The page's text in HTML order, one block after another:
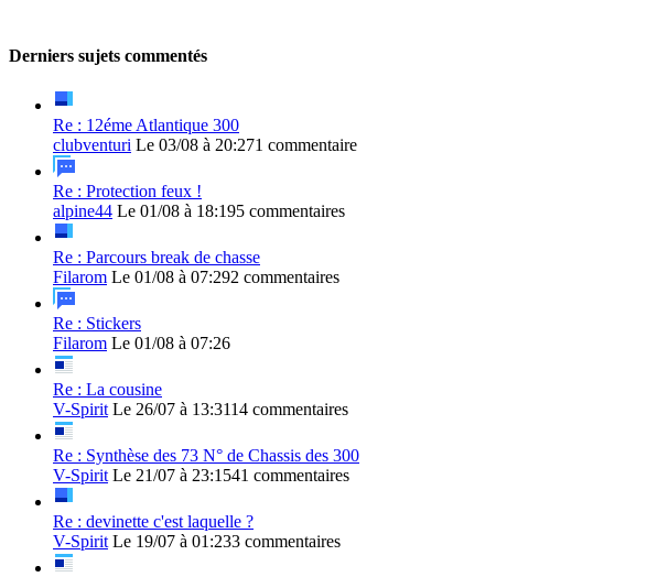
Derniers sujets commentés
Re : 12éme Atlantique 300
clubventuri Le 03/08 à 20:271 commentaire
Re : Protection feux !
alpine44 Le 01/08 à 18:195 commentaires
Re : Parcours break de chasse
Filarom Le 01/08 à 07:292 commentaires
Re : Stickers
Filarom Le 01/08 à 07:26
Re : La cousine
V-Spirit Le 26/07 à 13:3114 commentaires
Re : Synthèse des 73 N° de Chassis des 300
V-Spirit Le 21/07 à 23:1541 commentaires
Re : devinette c'est laquelle ?
V-Spirit Le 19/07 à 01:233 commentaires